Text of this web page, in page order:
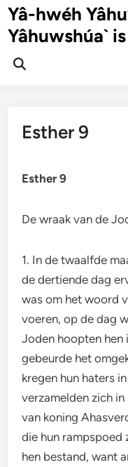
Ga
naar
inhoud
Yâ-hwéh
Yâhuwshúa`
Zoeken
Esther 9
Esther 9
De wraak van de
1. In de twaalfde
de dertiende dag
was om het woord
voeren, op de dag
Joden hoopten hen
gebeurde het
kregen hun haters
verzamelden zich
van koning
die hun rampspoed
hen bestand, want